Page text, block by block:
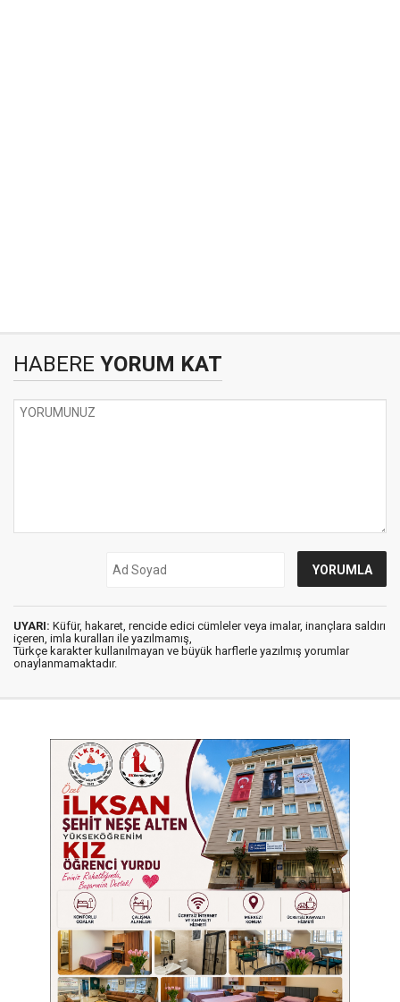
HABERE YORUM KAT
UYARI: Küfür, hakaret, rencide edici cümleler veya imalar, inançlara saldırı
içeren, imla kuralları ile yazılmamış,
Türkçe karakter kullanılmayan ve büyük harflerle yazılmış yorumlar
onaylanmamaktadır.